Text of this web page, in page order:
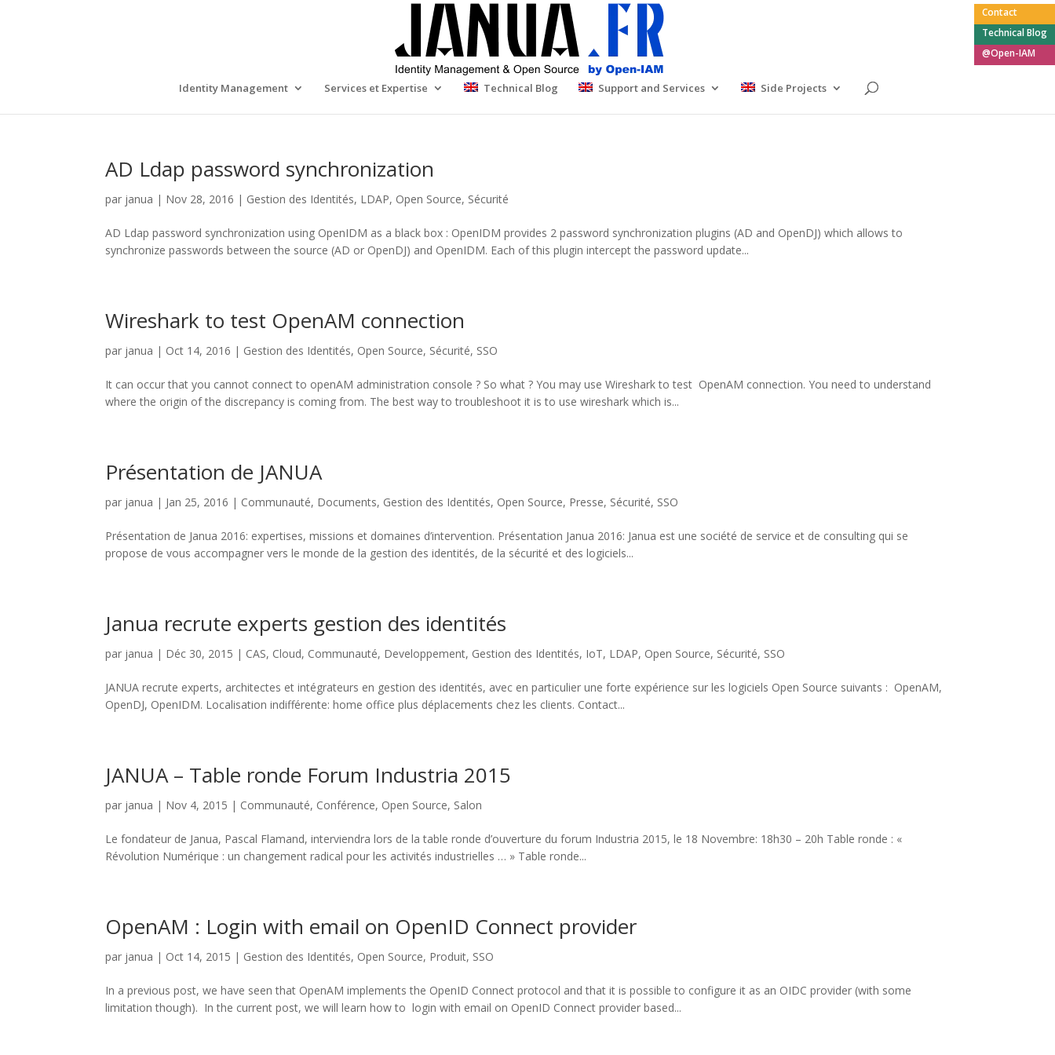
Contact
Technical Blog
@Open-IAM
Identity Management Services et Expertise Technical Blog Support and Services Side Projects
AD Ldap password synchronization
par janua | Nov 28, 2016 | Gestion des Identités, LDAP, Open Source, Sécurité
AD Ldap password synchronization using OpenIDM as a black box : OpenIDM provides 2 password synchronization plugins (AD and OpenDJ) which allows to
synchronize passwords between the source (AD or OpenDJ) and OpenIDM. Each of this plugin intercept the password update...
Wireshark to test OpenAM connection
par janua | Oct 14, 2016 | Gestion des Identités, Open Source, Sécurité, SSO
It can occur that you cannot connect to openAM administration console ? So what ? You may use Wireshark to test OpenAM connection. You need to understand
where the origin of the discrepancy is coming from. The best way to troubleshoot it is to use wireshark which is...
Présentation de JANUA
par janua | Jan 25, 2016 | Communauté, Documents, Gestion des Identités, Open Source, Presse, Sécurité, SSO
Présentation de Janua 2016: expertises, missions et domaines d’intervention. Présentation Janua 2016: Janua est une société de service et de consulting qui se
propose de vous accompagner vers le monde de la gestion des identités, de la sécurité et des logiciels...
Janua recrute experts gestion des identités
par janua | Déc 30, 2015 | CAS, Cloud, Communauté, Developpement, Gestion des Identités, IoT, LDAP, Open Source, Sécurité, SSO
JANUA recrute experts, architectes et intégrateurs en gestion des identités, avec en particulier une forte expérience sur les logiciels Open Source suivants : OpenAM,
OpenDJ, OpenIDM. Localisation indifférente: home office plus déplacements chez les clients. Contact...
JANUA – Table ronde Forum Industria 2015
par janua | Nov 4, 2015 | Communauté, Conférence, Open Source, Salon
Le fondateur de Janua, Pascal Flamand, interviendra lors de la table ronde d’ouverture du forum Industria 2015, le 18 Novembre: 18h30 – 20h Table ronde : «
Révolution Numérique : un changement radical pour les activités industrielles … » Table ronde...
OpenAM : Login with email on OpenID Connect provider
par janua | Oct 14, 2015 | Gestion des Identités, Open Source, Produit, SSO
In a previous post, we have seen that OpenAM implements the OpenID Connect protocol and that it is possible to configure it as an OIDC provider (with some
limitation though). In the current post, we will learn how to login with email on OpenID Connect provider based...